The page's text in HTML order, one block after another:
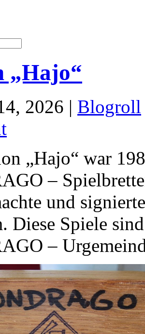
„Hajo“
2026 | Blogroll
„Hajo“ war
–
und
Diese Spiele
–